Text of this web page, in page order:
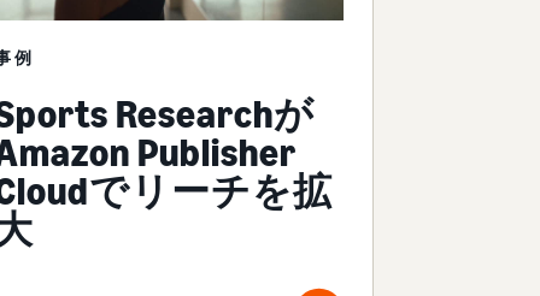
例
Researchが
Publisher
でリーチを拡